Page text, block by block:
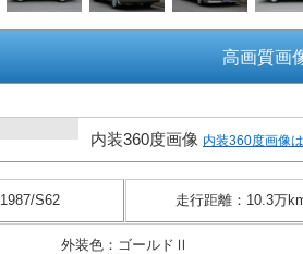
高画質画
内装360度画像 内装360度画像
1987/S62 走行距離 ： 10.3万
外装色 ： ゴールドⅡ